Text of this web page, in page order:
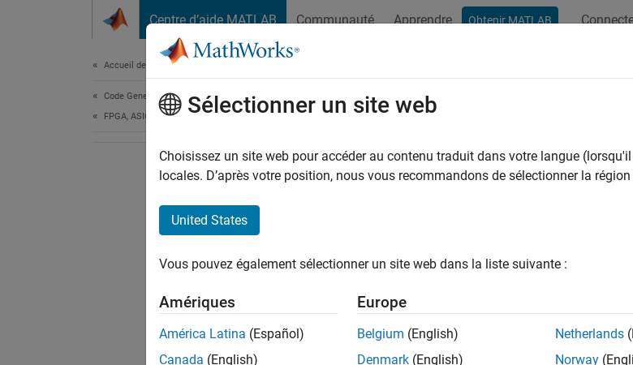
Centre d’aide MATLAB Communauté Apprendre Obtenir MATLAB
Accueil de la documentation
Code Generation
FPGA, ASIC, and SoC Development
How
Sélectionner un site web
Choisissez un site web pour accéder au contenu traduit dans votre langue
locales. D’après votre position, nous vous recommandons de sélectionner la
United States
Vous pouvez également sélectionner un site web dans la liste suivante :
Amériques
América Latina (Español)
Canada (English)
Europe
Belgium (English)
Denmark (English)
Netherlands
Norway